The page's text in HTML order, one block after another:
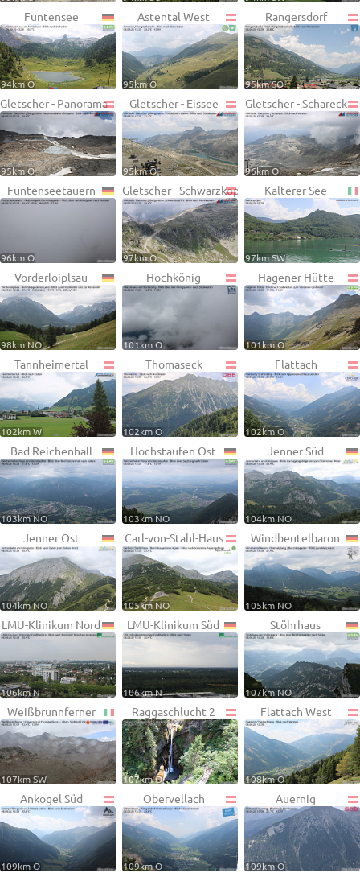
Funtensee
94km O
Astental West
95km O
Rangersdorf
95km SO
Gletscher - Panorama
95km O
Gletscher - Eissee
95km O
Gletscher - Schareck
96km O
Funtenseetauern
96km O
Gletscher - Schwarzkopf
97km O
Kalterer See
97km SW
Vorderloiplsau
98km NO
Hochkönig
101km O
Hagener Hütte
101km O
Tannheimertal
102km W
Thomaseck
102km O
Flattach
102km O
Bad Reichenhall
103km NO
Hochstaufen Ost
103km NO
Jenner Süd
104km NO
Jenner Ost
104km NO
Carl-von-Stahl-Haus
105km NO
Windbeutelbaron
105km NO
LMU-Klinikum Nord
106km N
LMU-Klinikum Süd
106km N
Stöhrhaus
107km NO
Weißbrunnferner
107km SW
Raggaschlucht 2
107km O
Flattach West
108km O
Ankogel Süd
109km O
Obervellach
109km O
Auernig
109km O